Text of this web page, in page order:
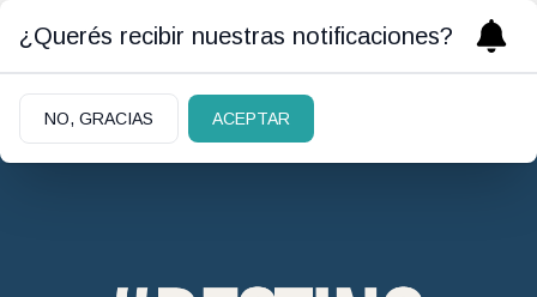
¿Querés recibir nuestras notificaciones?
NO, GRACIAS ACEPTAR